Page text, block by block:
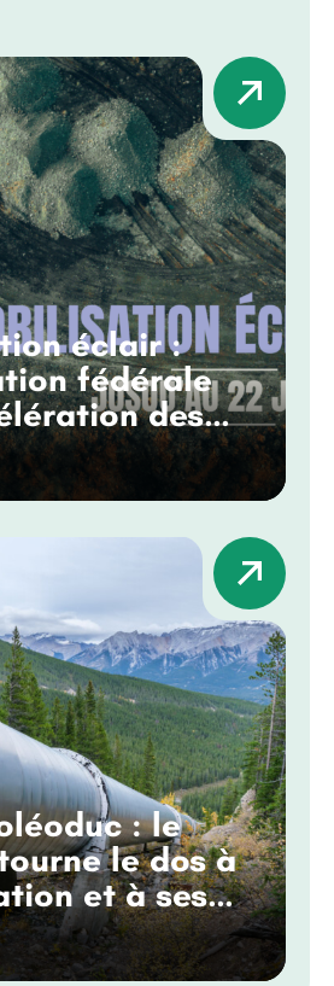
éclair :
fédérale
des
: le
le dos à
et à ses